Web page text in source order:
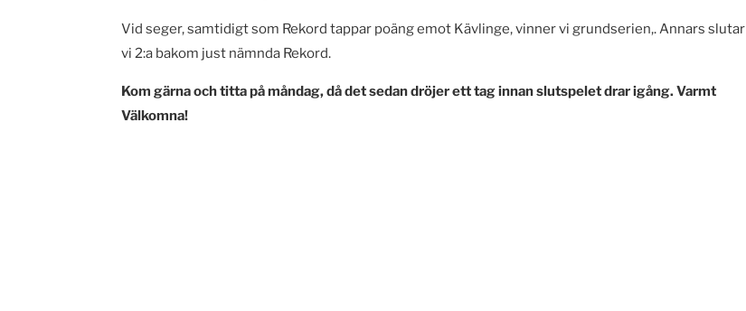
Vid seger, samtidigt som Rekord tappar poäng emot Kävlinge, vinner vi grundserien,. Annars slutar
vi 2:a bakom just nämnda Rekord.
Kom gärna och titta på måndag, då det sedan dröjer ett tag innan slutspelet drar igång. Varmt
Välkomna!